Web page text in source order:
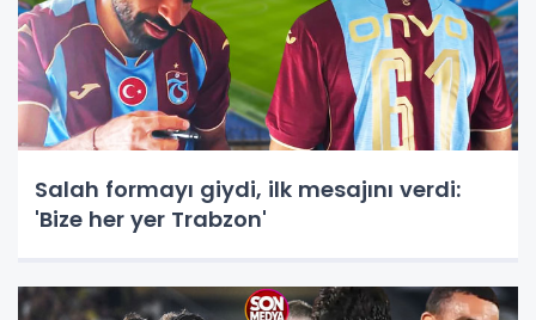
Salah formayı giydi, ilk mesajını verdi:
'Bize her yer Trabzon'